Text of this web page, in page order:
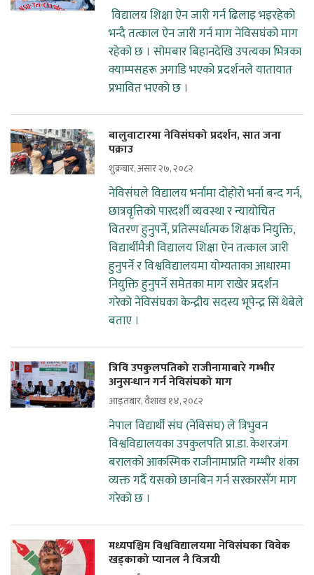
विद्यालय शिक्षा ऐन जारी गर्न ढिलाइ भइरहेको
भन्दै तत्काल ऐन जारी गर्न माग नेविसघंको माग
रहेको छ । सोमबार बिहानदेखि उपत्यका भित्रका
क्याम्पसहरू अगाडि भएको प्रदर्शनले यातायात
प्रभावित भएको छ ।
बालुवाटारमा नेविसंघको प्रदर्शन, सात जना
पक्राउ
शुक्रबार, असार २७, २०८२
नेविसंघले विद्यालय भर्नामा दोहोरो भर्ना बन्द गर्न,
छात्रवृत्तिको पारदर्शी व्यवस्था र न्यायोचित
वितरण हुनुपर्ने, प्रतिस्पर्धात्मक शिक्षक नियुक्ति,
विद्यार्थीमैत्री विद्यालय शिक्षा ऐन तत्काल जारी
हुनुपर्ने र विश्वविद्यालयमा योग्यताका आधारमा
नियुक्ति हुनुपर्ने समेतका माग राखेर प्रदर्शन
गरेको नेविसंघका केन्द्रीय सदस्य भूपेन्द्र सिं थेबेले
बताए ।
त्रिवि उपकुलपतिको राजीनामाबारे गम्भीर
अनुसन्धान गर्न नेविसंघको माग
आइतबार, वैशाख १४, २०८२
नेपाल विद्यार्थी संघ (नेविसंघ) ले त्रिभुवन
विश्वविद्यालयका उपकुलपति प्रा.डा. केशरजंग
बरालको आकस्मिक राजीनामाप्रति गम्भीर शंका
व्यक्त गर्दै यसको छानबिन गर्न सरकारसँग माग
गरेको छ ।
मध्यपश्चिम विश्वविद्यालयमा नेविसंघका विवेक
खड्काको प्यानल नै विजयी